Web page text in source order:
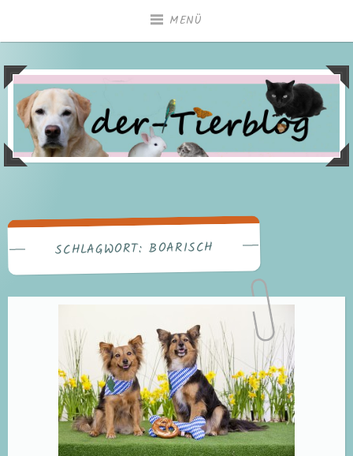
MENÜ
SCHLAGWORT: BOARISCH